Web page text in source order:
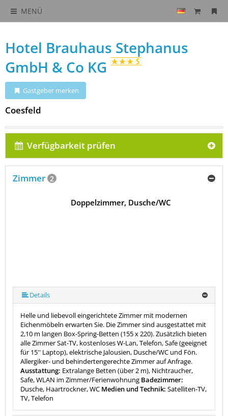
MENÜ
Hotel Brauhaus Stephanus
GmbH & Co KG
Gastgeber merken
Coesfeld
Verfügbarkeit prüfen
Zimmer 2
Doppelzimmer, Dusche/WC
Details
Helle und liebevoll eingerichtete Zimmer mit modernen
Eichenmöbeln erwarten Sie. Die Zimmer sind ausgestattet mit
2,10 m langen Box-Spring-Betten (155 x 220). Zusätzlich bieten
alle Zimmer Sat-TV, kostenloses W-Lan, Telefon, Safe (geeignet
für 15'' Laptop), elektrische Jalousien, Dusche/WC und Fön.
Allergiker- und behindertengerechte Zimmer auf Anfrage.
Ausstattung: Extralange Betten (über 2 m), Nichtraucher,
Safe, WLAN im Zimmer/Ferienwohnung Badezimmer:
Dusche, Haartrockner, WC Medien und Technik: Satelliten-TV,
TV, Telefon